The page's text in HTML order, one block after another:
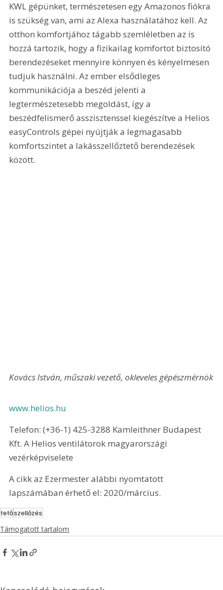
KWL gépünket, természetesen egy Amazonos fiókra
is szükség van, ami az Alexa használatához kell. Az
otthon komfortjához tágabb szemléletben az is
hozzá tartozik, hogy a fizikailag komfortot biztosító
berendezéseket mennyire könnyen és kényelmesen
tudjuk használni. Az ember elsődleges
kommunikációja a beszéd jelenti a
legtermészetesebb megoldást, így a
beszédfelismerő asszisztenssel kiegészítve a Helios
easyControls gépei nyújtják a legmagasabb
komfortszintet a lakásszellőztető berendezések
között.
Kovács István, műszaki vezető, okleveles gépészmérnök
www.helios.hu
Telefon: (+36-1) 425-3288 Kamleithner Budapest
Kft. A Helios ventilátorok magyarországi
vezérképviselete
A cikk az Ezermester alábbi nyomtatott
lapszámában érhető el: 2020/március.
tetőszellőzés
Támogatott tartalom